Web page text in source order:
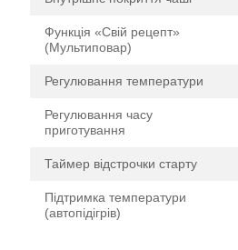
Функція «Свій рецепт»
(Мультиповар)
Регулювання температури
Регулювання часу
приготування
Таймер відстрочки старту
Підтримка температури
(автопідігрів)